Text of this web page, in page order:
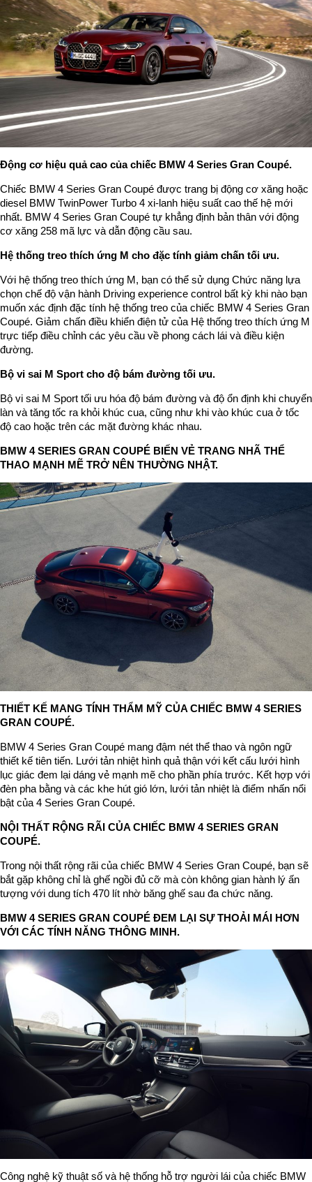
Động cơ hiệu quả cao của chiếc BMW 4 Series Gran Coupé.
Chiếc BMW 4 Series Gran Coupé được trang bị động cơ xăng hoặc
diesel BMW TwinPower Turbo 4 xi-lanh hiệu suất cao thế hệ mới
nhất. BMW 4 Series Gran Coupé tự khẳng định bản thân với động
cơ xăng 258 mã lực và dẫn động cầu sau.
Hệ thống treo thích ứng M cho đặc tính giảm chấn tối ưu.
Với hệ thống treo thích ứng M, bạn có thể sử dụng Chức năng lựa
chọn chế độ vận hành Driving experience control bất kỳ khi nào bạn
muốn xác định đặc tính hệ thống treo của chiếc BMW 4 Series Gran
Coupé. Giảm chấn điều khiển điện tử của Hệ thống treo thích ứng M
trực tiếp điều chỉnh các yêu cầu về phong cách lái và điều kiện
đường.
Bộ vi sai M Sport cho độ bám đường tối ưu.
Bộ vi sai M Sport tối ưu hóa độ bám đường và độ ổn định khi chuyển
làn và tăng tốc ra khỏi khúc cua, cũng như khi vào khúc cua ở tốc
độ cao hoặc trên các mặt đường khác nhau.
BMW 4 SERIES GRAN COUPÉ BIẾN VẺ TRANG NHÃ THỂ
THAO MẠNH MẼ TRỞ NÊN THƯỜNG NHẬT.
THIẾT KẾ MANG TÍNH THẨM MỸ CỦA CHIẾC BMW 4 SERIES
GRAN COUPÉ.
BMW 4 Series Gran Coupé mang đậm nét thể thao và ngôn ngữ
thiết kế tiên tiến. Lưới tản nhiệt hình quả thận với kết cấu lưới hình
lục giác đem lại dáng vẻ mạnh mẽ cho phần phía trước. Kết hợp với
đèn pha bằng và các khe hút gió lớn, lưới tản nhiệt là điểm nhấn nổi
bật của 4 Series Gran Coupé.
NỘI THẤT RỘNG RÃI CỦA CHIẾC BMW 4 SERIES GRAN
COUPÉ.
Trong nội thất rộng rãi của chiếc BMW 4 Series Gran Coupé, bạn sẽ
bắt gặp không chỉ là ghế ngồi đủ cỡ mà còn không gian hành lý ấn
tượng với dung tích 470 lít nhờ băng ghế sau đa chức năng.
BMW 4 SERIES GRAN COUPÉ ĐEM LẠI SỰ THOẢI MÁI HƠN
VỚI CÁC TÍNH NĂNG THÔNG MINH.
Công nghệ kỹ thuật số và hệ thống hỗ trợ người lái của chiếc BMW